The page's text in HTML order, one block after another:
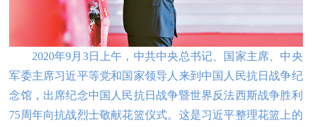
2020年9月3日上午，中共中央总书记、国家主席、中央
军委主席习近平等党和国家领导人来到中国人民抗日战争纪
念馆，出席纪念中国人民抗日战争暨世界反法西斯战争胜利
75周年向抗战烈士敬献花篮仪式。这是习近平整理花篮上的